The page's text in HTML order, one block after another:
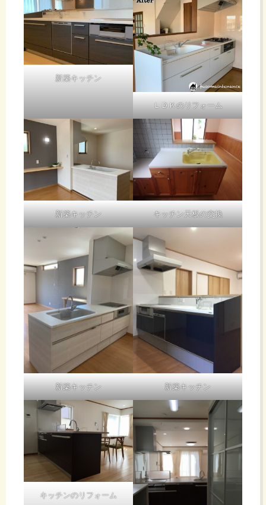
新築キッチン
ＬＤＫのリフォーム
新築キッチン キッチン天板の交換
新築キッチン 新築キッチン
キッチンのリフォーム